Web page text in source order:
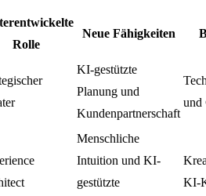
Rolle
Neue Fähigkeiten
KI-gestützte
Planung und
Kundenpartnerschaft
und
Menschliche
Intuition und KI-
gestützte
KI-